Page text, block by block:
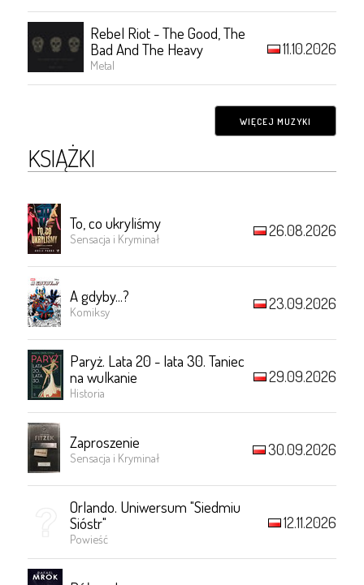
Rebel Riot - The Good, The
Bad And The Heavy
Metal
11.10.2026
WIĘCEJ MUZYKI
KSIĄŻKI
To, co ukryliśmy
Sensacja i Kryminał 26.08.2026
A gdyby...?
Komiksy 23.09.2026
Paryż. Lata 20 - lata 30. Taniec
na wulkanie
Historia
29.09.2026
Zaproszenie
Sensacja i Kryminał 30.09.2026
Orlando. Uniwersum "Siedmiu
Sióstr"
Powieść
12.11.2026